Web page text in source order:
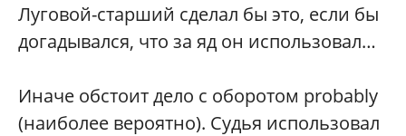
Луговой-старший сделал бы это, если бы
догадывался, что за яд он использовал…
Иначе обстоит дело с оборотом probably
(наиболее вероятно). Судья использовал